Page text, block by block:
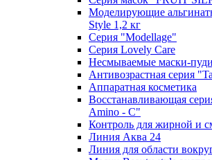
Моделирующие
Style 1,2 кг
Серия "Modellage"
Cерия Lovely Care
Несмываемые маски-
Антивозрастная серия
Аппаратная косметика
Восстанавливающая
Amino - C"
Контроль для жирной и
Линия Аква 24
Линия для области